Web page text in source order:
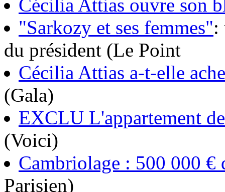
Cécilia Attias ouvre son
"Sarkozy et ses femmes":
du président (Le Point
Cécilia Attias a-t-elle
(Gala)
EXCLU L'appartement
(Voici)
Cambriolage : 500 000 €
Parisien)